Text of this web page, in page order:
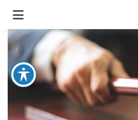
משרד עו"ד מקרקעין
ונדל"ן